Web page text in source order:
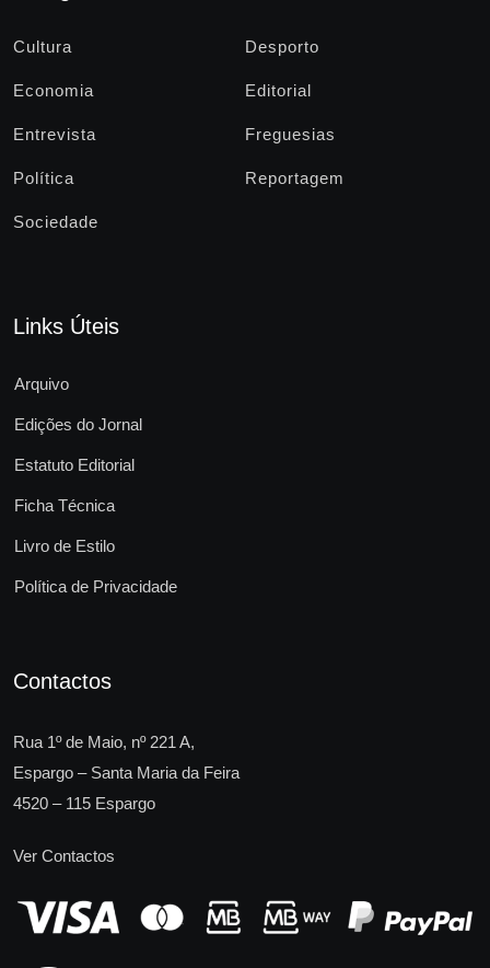
Cultura Desporto
Economia Editorial
Entrevista Freguesias
Política Reportagem
Sociedade
Links Úteis
Arquivo
Edições do Jornal
Estatuto Editorial
Ficha Técnica
Livro de Estilo
Política de Privacidade
Contactos
Rua 1º de Maio, nº 221 A,
Espargo – Santa Maria da Feira
4520 – 115 Espargo
Ver Contactos